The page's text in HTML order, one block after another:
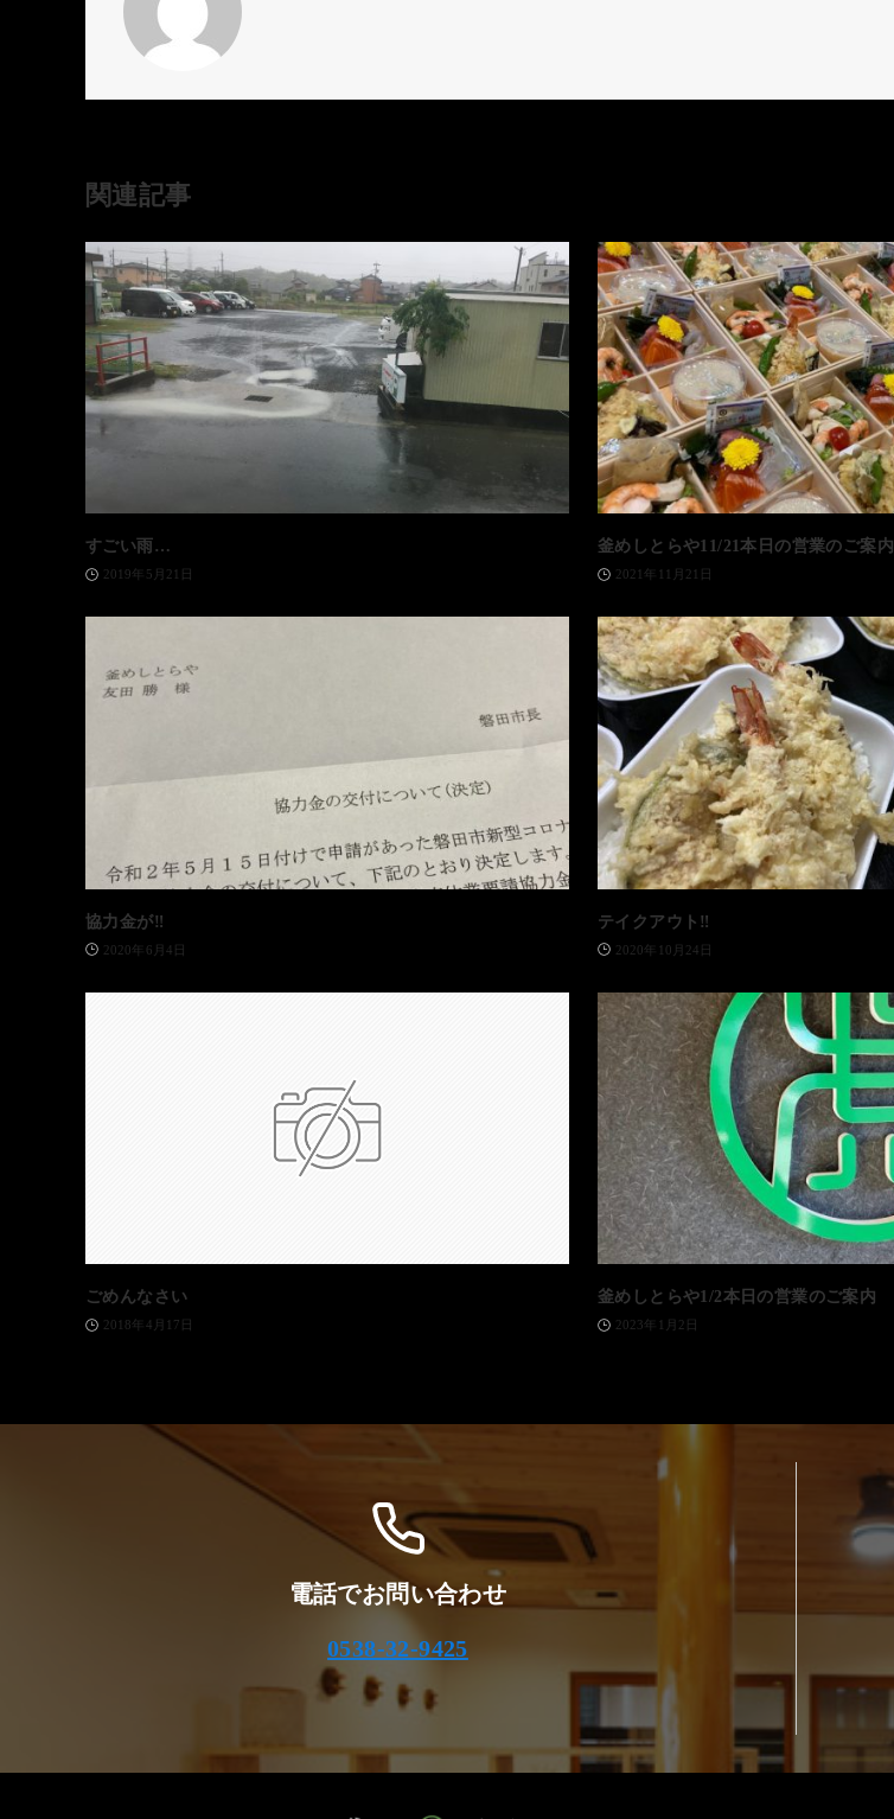
関連記事
すごい雨…
2019年5月21日
釜めしとらや11/21本日の営業のご案内
2021年11月21日
協力金が‼️
2020年6月4日
テイクアウト‼️
2020年10月24日
ごめんなさい
2018年4月17日
釜めしとらや1/2本日の営業のご案内
2023年1月2日
電話でお問い合わせ
0538-32-9425